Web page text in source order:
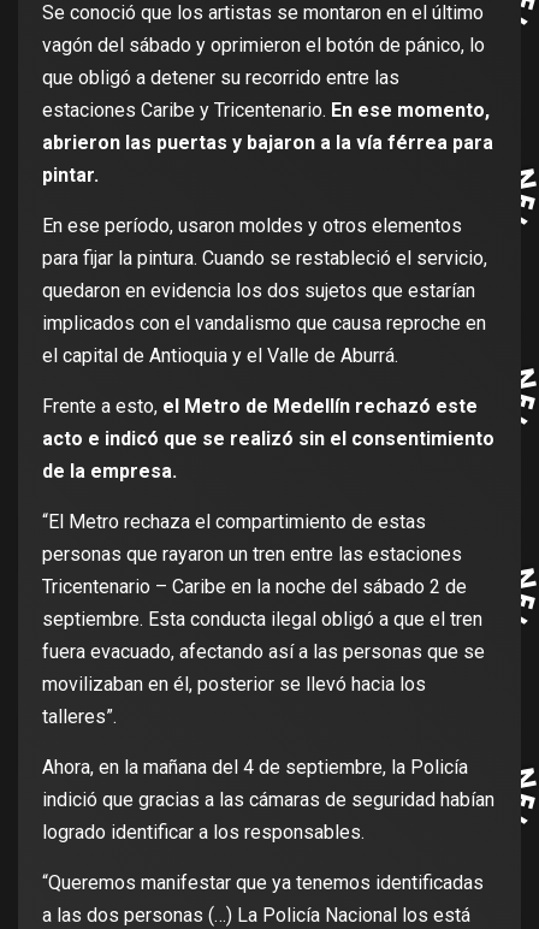
Se conoció que los artistas se montaron en el último
vagón del sábado y oprimieron el botón de pánico, lo
que obligó a detener su recorrido entre las
estaciones Caribe y Tricentenario. En ese momento,
abrieron las puertas y bajaron a la vía férrea para
pintar.
En ese período, usaron moldes y otros elementos
para fijar la pintura. Cuando se restableció el servicio,
quedaron en evidencia los dos sujetos que estarían
implicados con el vandalismo que causa reproche en
el capital de Antioquia y el Valle de Aburrá.
Frente a esto, el Metro de Medellín rechazó este
acto e indicó que se realizó sin el consentimiento
de la empresa.
“El Metro rechaza el compartimiento de estas
personas que rayaron un tren entre las estaciones
Tricentenario – Caribe en la noche del sábado 2 de
septiembre. Esta conducta ilegal obligó a que el tren
fuera evacuado, afectando así a las personas que se
movilizaban en él, posterior se llevó hacia los
talleres”.
Ahora, en la mañana del 4 de septiembre, la Policía
indició que gracias a las cámaras de seguridad habían
logrado identificar a los responsables.
“Queremos manifestar que ya tenemos identificadas
a las dos personas (…) La Policía Nacional los está